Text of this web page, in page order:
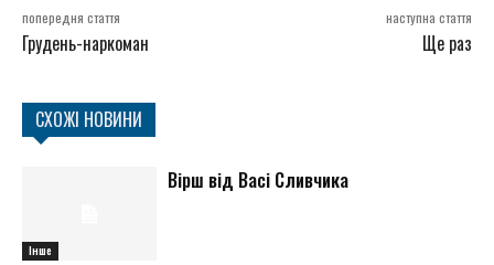
попередня стаття
Грудень-наркоман
наступна стаття
Ще раз
СХОЖІ НОВИНИ
Інше
Вірш від Васі Сливчика